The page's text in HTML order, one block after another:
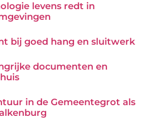
levens redt in
bij goed hang en sluitwerk
documenten en
in de Gemeentegrot als